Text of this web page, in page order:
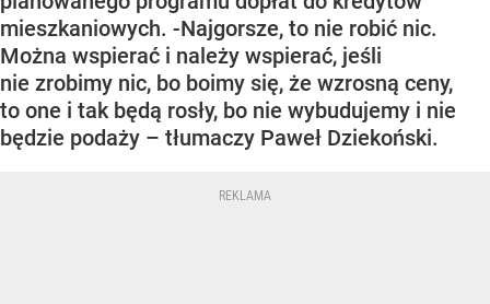
mieszkaniowych. -Najgorsze, to nie robić nic.
Można wspierać i należy wspierać, jeśli
nie zrobimy nic, bo boimy się, że wzrosną ceny,
to one i tak będą rosły, bo nie wybudujemy i nie
będzie podaży – tłumaczy Paweł Dziekoński.